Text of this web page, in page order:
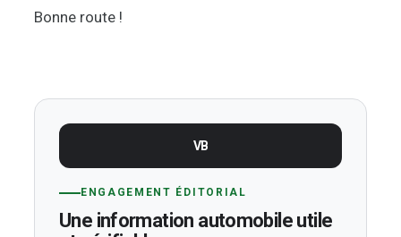
Bonne route !
VB
ENGAGEMENT ÉDITORIAL
Une information automobile utile